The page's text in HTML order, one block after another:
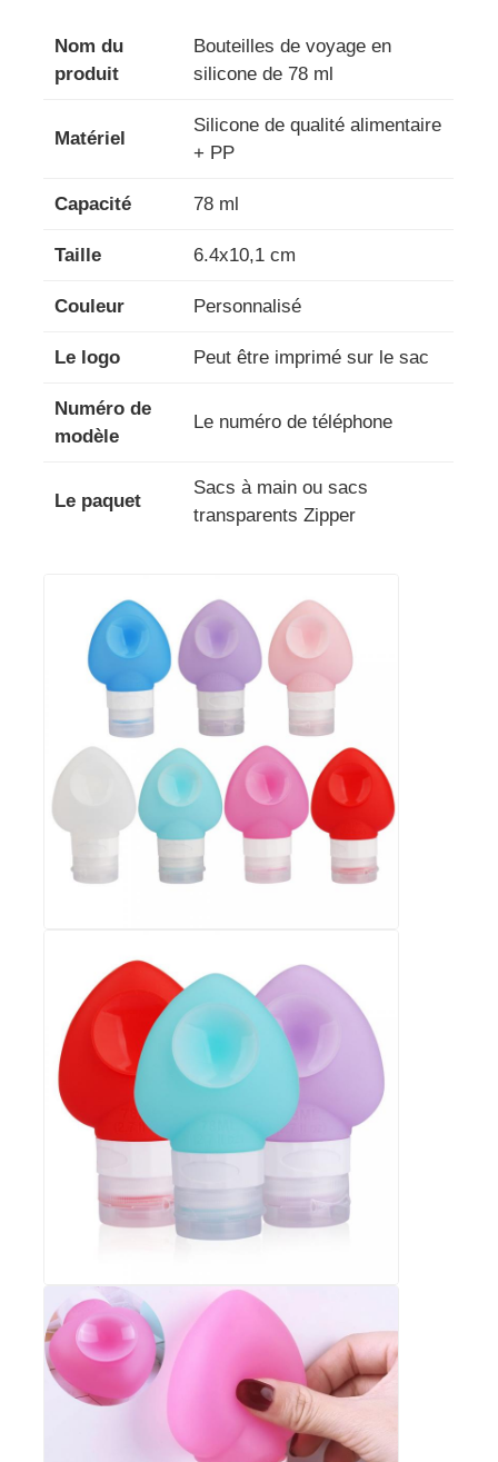
Nom du
produit
Bouteilles de voyage en
silicone de 78 ml
Matériel
Silicone de qualité alimentaire
+ PP
Capacité 78 ml
Taille 6.4x10,1 cm
Couleur Personnalisé
Le logo Peut être imprimé sur le sac
Numéro de
modèle
Le numéro de téléphone
Le paquet
Sacs à main ou sacs
transparents Zipper